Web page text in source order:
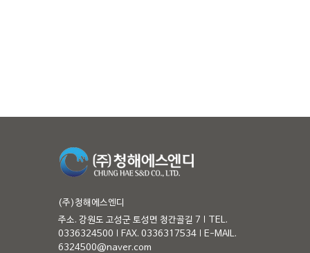
(주)청해에스엔디
주소. 강원도 고성군 토성면 청간골길 7
TEL.
0336324500
FAX. 0336317534
E-MAIL.
6324500@naver.com